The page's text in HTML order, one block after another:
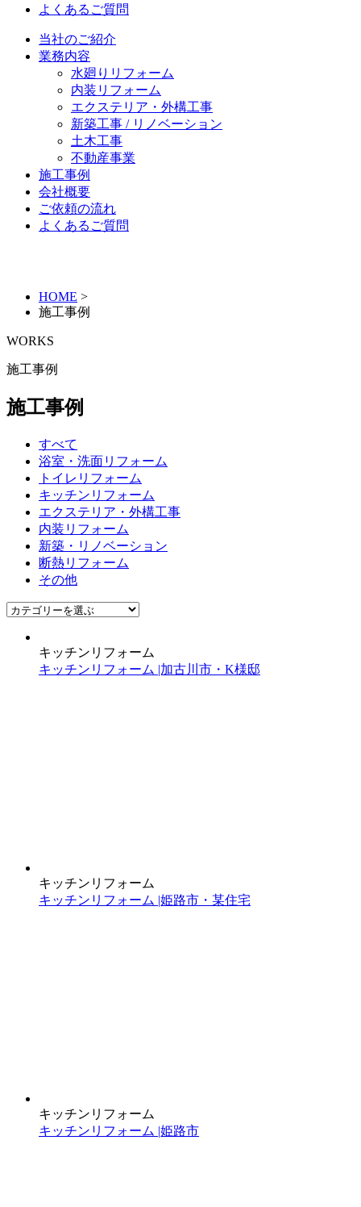
よくあるご質問
当社のご紹介
業務内容
水廻りリフォーム
内装リフォーム
エクステリア・外構工事
新築工事 / リノベーション
土木工事
不動産事業
施工事例
会社概要
ご依頼の流れ
よくあるご質問
HOME >
施工事例
WORKS
施工事例
施工事例
すべて
浴室・洗面リフォーム
トイレリフォーム
キッチンリフォーム
エクステリア・外構工事
内装リフォーム
新築・リノベーション
断熱リフォーム
その他
キッチンリフォーム
キッチンリフォーム |加古川市・K様邸
キッチンリフォーム
キッチンリフォーム |姫路市・某住宅
キッチンリフォーム
キッチンリフォーム |姫路市